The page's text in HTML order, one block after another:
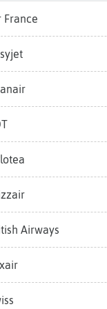
France
Airways